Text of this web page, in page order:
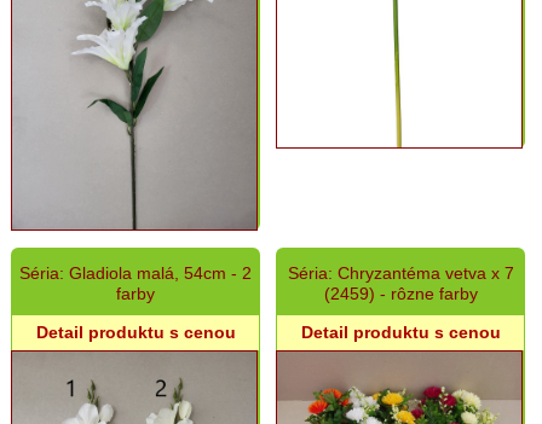
Séria: Gladiola malá, 54cm - 2
farby
Detail produktu s cenou
Séria: Chryzantéma vetva x 7
(2459) - rôzne farby
Detail produktu s cenou